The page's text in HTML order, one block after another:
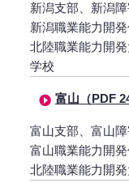
新潟支部、新潟
新潟職業能力開
北陸職業能力開
学校
富山（PDF
富山支部、富山
富山職業能力開
北陸職業能力開